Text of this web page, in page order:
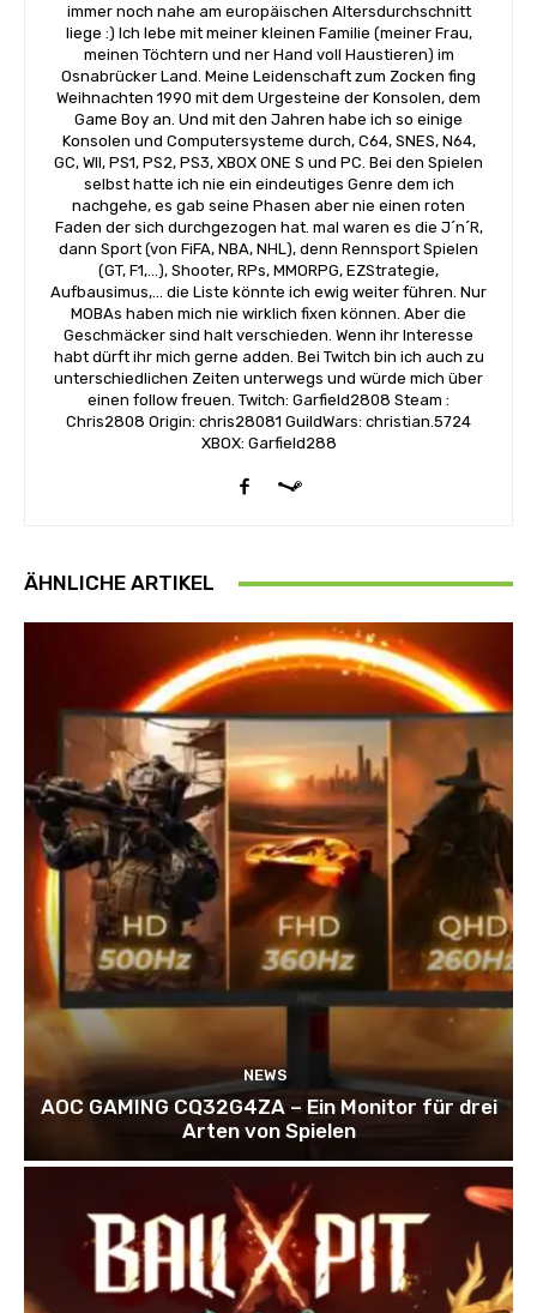
immer noch nahe am europäischen Altersdurchschnitt
liege :) Ich lebe mit meiner kleinen Familie (meiner Frau,
meinen Töchtern und ner Hand voll Haustieren) im
Osnabrücker Land. Meine Leidenschaft zum Zocken fing
Weihnachten 1990 mit dem Urgesteine der Konsolen, dem
Game Boy an. Und mit den Jahren habe ich so einige
Konsolen und Computersysteme durch, C64, SNES, N64,
GC, WII, PS1, PS2, PS3, XBOX ONE S und PC. Bei den Spielen
selbst hatte ich nie ein eindeutiges Genre dem ich
nachgehe, es gab seine Phasen aber nie einen roten
Faden der sich durchgezogen hat. mal waren es die J´n´R,
dann Sport (von FiFA, NBA, NHL), denn Rennsport Spielen
(GT, F1,...), Shooter, RPs, MMORPG, EZStrategie,
Aufbausimus,... die Liste könnte ich ewig weiter führen. Nur
MOBAs haben mich nie wirklich fixen können. Aber die
Geschmäcker sind halt verschieden. Wenn ihr Interesse
habt dürft ihr mich gerne adden. Bei Twitch bin ich auch zu
unterschiedlichen Zeiten unterwegs und würde mich über
einen follow freuen. Twitch: Garfield2808 Steam :
Chris2808 Origin: chris28081 GuildWars: christian.5724
XBOX: Garfield288
ÄHNLICHE ARTIKEL
NEWS
AOC GAMING CQ32G4ZA – Ein Monitor für drei
Arten von Spielen